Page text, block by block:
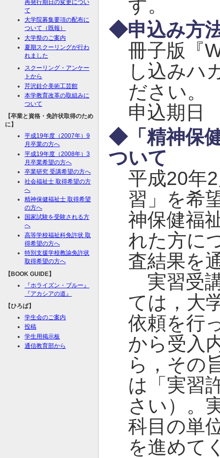
再発行期日の変更につい
て
大学院募集要項の配布に
ついて（既報）
大学祭のご案内
夏期スクーリングが行わ
れました
スクーリング・アンケー
トから
芹沢銈介美術工芸館
本学教育改革の取組みに
ついて
【卒業と資格・免許状取得のため
に】
平成19年度（2007年）9
月卒業の方へ
平成19年度（2008年）3
月卒業希望の方へ
卒業研究 受講希望の方へ
社会福祉士 取得希望の方
へ
精神保健福祉士 取得希望
の方へ
国家試験を受験される方
へ
高等学校福祉科免許状 取
得希望の方へ
特別支援学校教諭免許状
取得希望の方へ
【BOOK GUIDE】
『ホライズン・ブルー』
『アカシアの道』
【ひろば】
学生会のご案内
投稿
学生用掲示板
通信教育部から
す。
◆申込み方
冊子版『
し込みハ
ださい。
申込期日
◆「精神保
ついて
平成20年
習」を希
神保健福
れた方に
査結果を
実習受
ては，大
依頼を行
から受入
ら，その
は「実習
さい）。
科目の単
を進めて